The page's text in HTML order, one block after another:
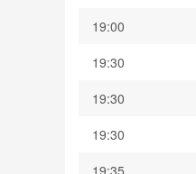
19:00
19:30
19:30
19:30
19:35